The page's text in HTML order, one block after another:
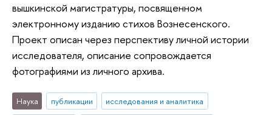
вышкинской магистратуры, посвященном
электронному изданию стихов Вознесенского.
Проект описан через перспективу личной истории
исследователя, описание сопровождается
фотографиями из личного архива.
Наука публикации
исследования и аналитика